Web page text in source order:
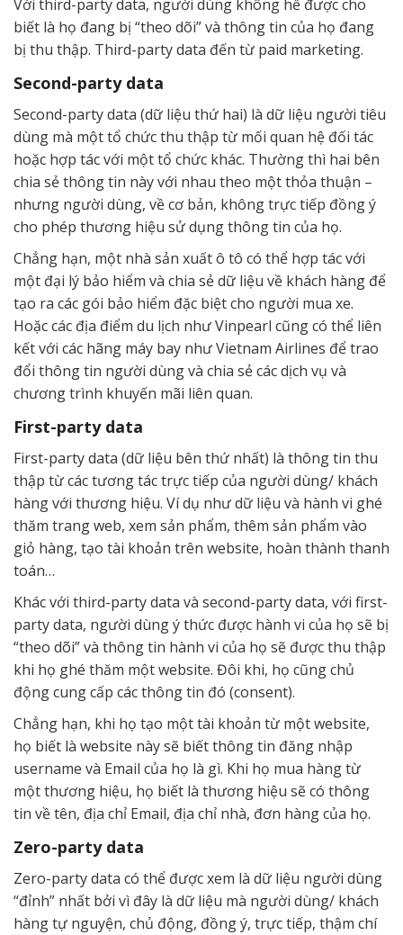
Với third-party data, người dùng không hề được cho
biết là họ đang bị “theo dõi” và thông tin của họ đang
bị thu thập. Third-party data đến từ paid marketing.
Second-party data
Second-party data (dữ liệu thứ hai) là dữ liệu người tiêu
dùng mà một tổ chức thu thập từ mối quan hệ đối tác
hoặc hợp tác với một tổ chức khác. Thường thì hai bên
chia sẻ thông tin này với nhau theo một thỏa thuận –
nhưng người dùng, về cơ bản, không trực tiếp đồng ý
cho phép thương hiệu sử dụng thông tin của họ.
Chẳng hạn, một nhà sản xuất ô tô có thể hợp tác với
một đại lý bảo hiểm và chia sẻ dữ liệu về khách hàng để
tạo ra các gói bảo hiểm đặc biệt cho người mua xe.
Hoặc các địa điểm du lịch như Vinpearl cũng có thể liên
kết với các hãng máy bay như Vietnam Airlines để trao
đổi thông tin người dùng và chia sẻ các dịch vụ và
chương trình khuyến mãi liên quan.
First-party data
First-party data (dữ liệu bên thứ nhất) là thông tin thu
thập từ các tương tác trực tiếp của người dùng/ khách
hàng với thương hiệu. Ví dụ như dữ liệu và hành vi ghé
thăm trang web, xem sản phẩm, thêm sản phẩm vào
giỏ hàng, tạo tài khoản trên website, hoàn thành thanh
toán…
Khác với third-party data và second-party data, với first-
party data, người dùng ý thức được hành vi của họ sẽ bị
“theo dõi” và thông tin hành vi của họ sẽ được thu thập
khi họ ghé thăm một website. Đôi khi, họ cũng chủ
động cung cấp các thông tin đó (consent).
Chẳng hạn, khi họ tạo một tài khoản từ một website,
họ biết là website này sẽ biết thông tin đăng nhập
username và Email của họ là gì. Khi họ mua hàng từ
một thương hiệu, họ biết là thương hiệu sẽ có thông
tin về tên, địa chỉ Email, địa chỉ nhà, đơn hàng của họ.
Zero-party data
Zero-party data có thể được xem là dữ liệu người dùng
“đỉnh” nhất bởi vì đây là dữ liệu mà người dùng/ khách
hàng tự nguyện, chủ động, đồng ý, trực tiếp, thậm chí